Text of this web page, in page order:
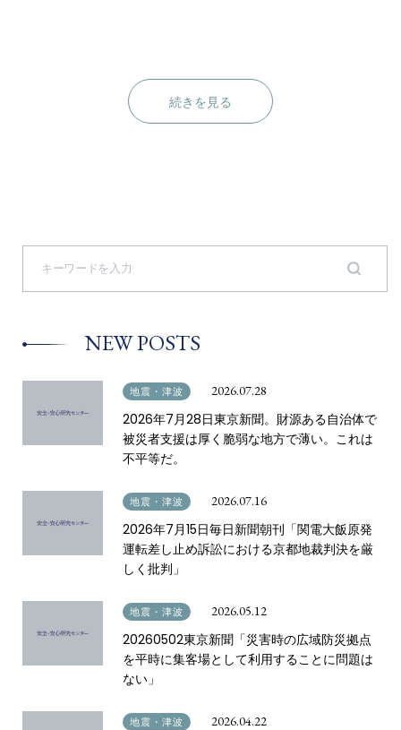
続きを見る
S
r
o
:
NEW POSTS
地震・津波 2026.07.28
2026年7月28日東京新聞。財源ある自治体で
被災者支援は厚く脆弱な地方で薄い。これは
不平等だ。
地震・津波 2026.07.16
2026年7月15日毎日新聞朝刊「関電大飯原発
運転差し止め訴訟における京都地裁判決を厳
しく批判」
地震・津波 2026.05.12
20260502東京新聞「災害時の広域防災拠点
を平時に集客場として利用することに問題は
ない」
地震・津波 2026.04.22